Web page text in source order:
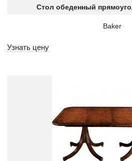
Стол обеденный
Baker
Узнать цену